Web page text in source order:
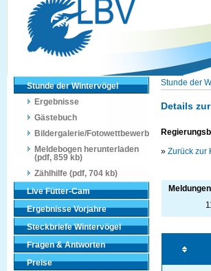
Stunde der Wintervögel
Ergebnisse
Gästebuch
Bildergalerie/Fotowettbewerb
Meldebogen herunterladen
(pdf, 859 kb)
Zählhilfe (pdf, 704 kb)
Live Fütter-Cam
Ergebnisse Vorjahre
Steckbriefe Wintervögel
Fragen & Antworten
Preise
Stunde der
Details
» Zurück zur
Meldungen